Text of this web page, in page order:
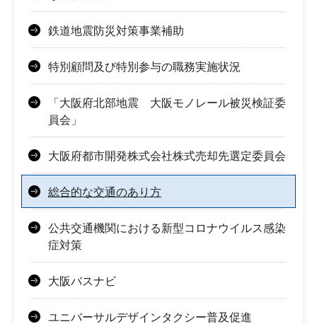
鉄道地震防災対策事業補助
特別顧問及び特別参与の職務実施状況
「大阪府北部地震 大阪モノレール被災検証委
員会」
大阪府都市開発株式会社株式売却先選定委員会
総合的な交通のあり方
公共交通機関における新型コロナウイルス感染
症対策
大阪バスナビ
ユニバーサルデザインタクシー普及促進